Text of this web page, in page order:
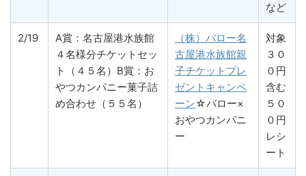
など
2/19
A賞：名古屋港水族館
４名様分チケットセッ
ト（４５名）B賞：お
やつカンパニー菓子詰
め合わせ（５５名）
（株）バロー名
古屋港水族館親
子チケットプレ
ゼントキャンペ
ーン☆バロー×
おやつカンパニ
ー
対象
３０
０円
含む
５０
０円
レシ
ート